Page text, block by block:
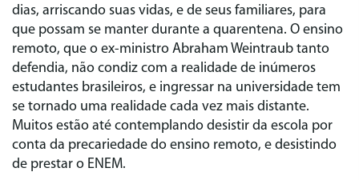
dias, arriscando suas vidas, e de seus familiares, para
que possam se manter durante a quarentena. O ensino
remoto, que o ex-ministro Abraham Weintraub tanto
defendia, não condiz com a realidade de inúmeros
estudantes brasileiros, e ingressar na universidade tem
se tornado uma realidade cada vez mais distante.
Muitos estão até contemplando desistir da escola por
conta da precariedade do ensino remoto, e desistindo
de prestar o ENEM.